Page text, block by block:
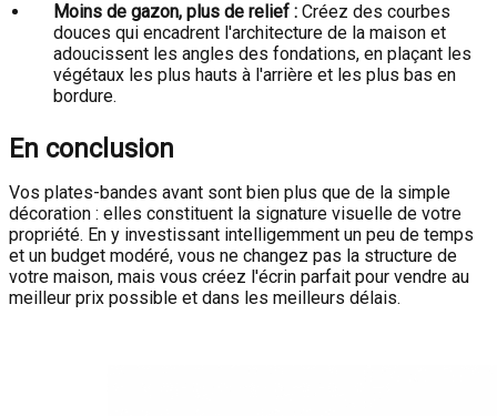
Moins de gazon, plus de relief : Créez des courbes
douces qui encadrent l'architecture de la maison et
adoucissent les angles des fondations, en plaçant les
végétaux les plus hauts à l'arrière et les plus bas en
bordure.
En conclusion
Vos plates-bandes avant sont bien plus que de la simple
décoration : elles constituent la signature visuelle de votre
propriété. En y investissant intelligemment un peu de temps
et un budget modéré, vous ne changez pas la structure de
votre maison, mais vous créez l'écrin parfait pour vendre au
meilleur prix possible et dans les meilleurs délais.